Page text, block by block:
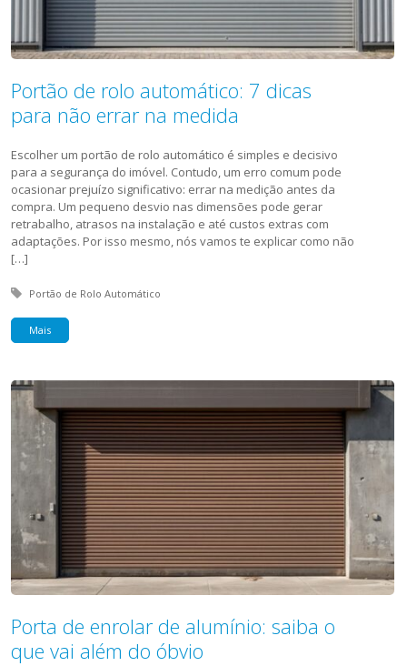
Portão de rolo automático: 7 dicas
para não errar na medida
Escolher um portão de rolo automático é simples e decisivo
para a segurança do imóvel. Contudo, um erro comum pode
ocasionar prejuízo significativo: errar na medição antes da
compra. Um pequeno desvio nas dimensões pode gerar
retrabalho, atrasos na instalação e até custos extras com
adaptações. Por isso mesmo, nós vamos te explicar como não
[…]
Tagged with:
Portão de Rolo Automático
Mais
Porta de enrolar de alumínio: saiba o
que vai além do óbvio